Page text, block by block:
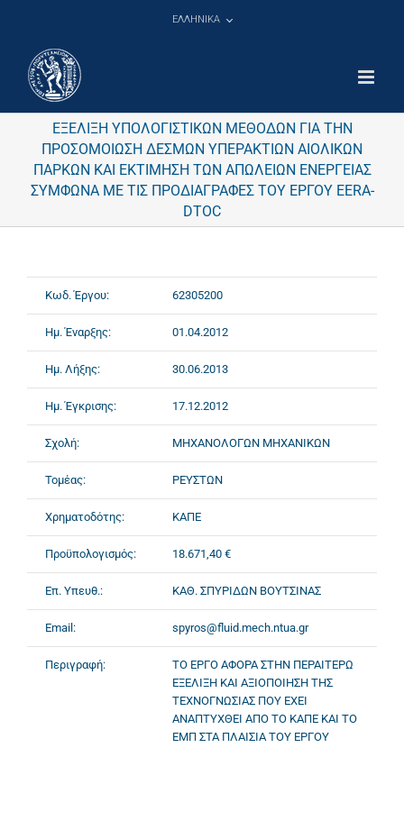
ΕΛΛΗΝΙΚΑ
ΕΞΕΛΙΞΗ ΥΠΟΛΟΓΙΣΤΙΚΩΝ ΜΕΘΟΔΩΝ ΓΙΑ ΤΗΝ
ΠΡΟΣΟΜΟΙΩΣΗ ΔΕΣΜΩΝ ΥΠΕΡΑΚΤΙΩΝ ΑΙΟΛΙΚΩΝ
ΠΑΡΚΩΝ ΚΑΙ ΕΚΤΙΜΗΣΗ ΤΩΝ ΑΠΩΛΕΙΩΝ ΕΝΕΡΓΕΙΑΣ
ΣΥΜΦΩΝΑ ΜΕ ΤΙΣ ΠΡΟΔΙΑΓΡΑΦΕΣ ΤΟΥ ΕΡΓΟΥ EERA-
DTOC
Κωδ. Έργου: 62305200
Ημ. Έναρξης: 01.04.2012
Ημ. Λήξης: 30.06.2013
Ημ. Έγκρισης: 17.12.2012
Σχολή: ΜΗΧΑΝΟΛΟΓΩΝ ΜΗΧΑΝΙΚΩΝ
Τομέας: ΡΕΥΣΤΩΝ
Χρηματοδότης: ΚΑΠΕ
Προϋπολογισμός: 18.671,40 €
Επ. Υπευθ.: ΚΑΘ. ΣΠΥΡΙΔΩΝ ΒΟΥΤΣΙΝΑΣ
Email: spyros@fluid.mech.ntua.gr
Περιγραφή:
ΤΟ ΕΡΓΟ ΑΦΟΡΑ ΣΤΗΝ ΠΕΡΑΙΤΕΡΩ
ΕΞΕΛΙΞΗ ΚΑΙ ΑΞΙΟΠΟΙΗΣΗ ΤΗΣ
ΤΕΧΝΟΓΝΩΣΙΑΣ ΠΟΥ ΕΧΕΙ
ΑΝΑΠΤΥΧΘΕΙ ΑΠΟ ΤΟ ΚΑΠΕ ΚΑΙ ΤΟ
ΕΜΠ ΣΤΑ ΠΛΑΙΣΙΑ ΤΟΥ ΕΡΓΟΥ